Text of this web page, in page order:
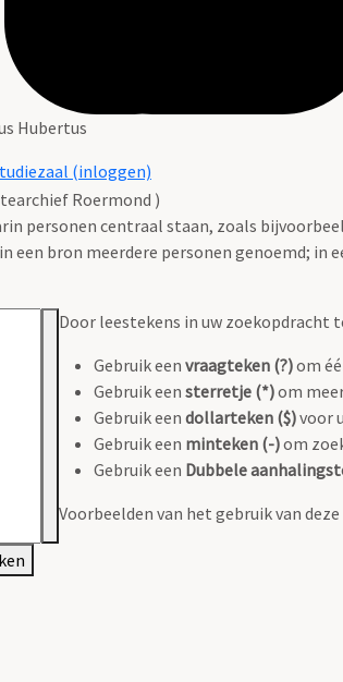
Hubertus
(inloggen)
Roermond )
personen centraal staan, zoals
een bron meerdere personen genoemd;
Door leestekens in uw zoekopdracht
Gebruik een vraagteken (?)om
Gebruik een sterretje (*)om
Gebruik een dollarteken ($)voor
Gebruik een minteken (-)om
Gebruik een Dubbele
Voorbeelden van het gebruik van